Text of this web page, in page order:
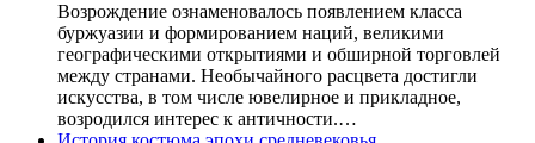
Возрождение ознаменовалось появлением класса
буржуазии и формированием наций, великими
географическими открытиями и обширной торговлей
между странами. Необычайного расцвета достигли
искусства, в том числе ювелирное и прикладное,
возродился интерес к античности.…